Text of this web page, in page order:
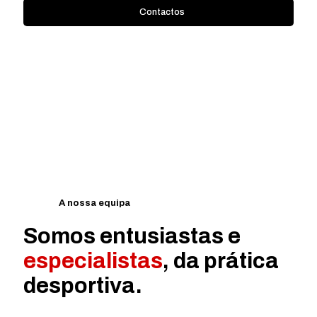
Contactos
A nossa equipa
Somos entusiastas e
especialistas, da prática
desportiva.